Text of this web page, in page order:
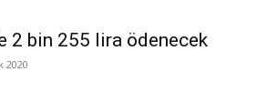
2 bin 255 lira ödenecek
2020